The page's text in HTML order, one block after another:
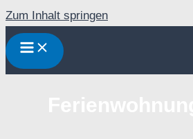
Zum Inhalt springen